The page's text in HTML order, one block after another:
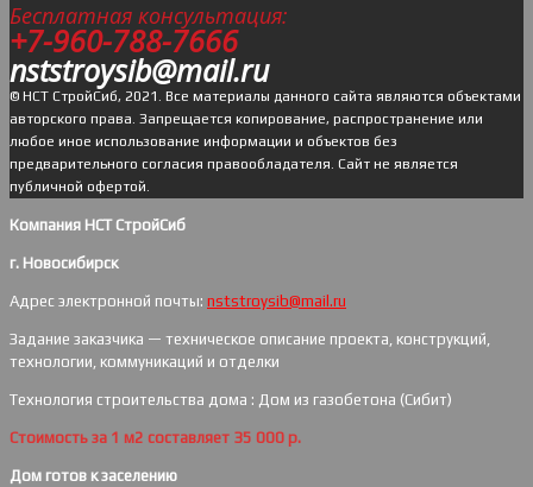
Бесплатная консультация:
+7-960-788-7666
nststroysib@mail.ru
© НСТ СтройСиб, 2021. Все материалы данного сайта являются объектами
авторского права. Запрещается копирование, распространение или
любое иное использование информации и объектов без
предварительного согласия правообладателя. Cайт не является
публичной офертой.
Компания НСТ СтройСиб
г. Новосибирск
Адрес электронной почты: nststroysib@mail.ru
Задание заказчика — техническое описание проекта, конструкций,
технологии, коммуникаций и отделки
Технология строительства дома : Дом из газобетона (Сибит)
Стоимость за 1 м2 составляет 35 000 р.
Дом готов к заселению